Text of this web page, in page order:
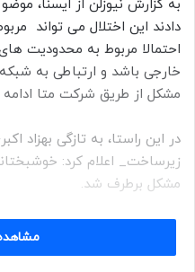
به گزارش نیوزلن از ایسنا،
دادند این اختلال می تواند
احتمالا مربوط به محدودیت
خارجی باشد و ارتباطی به شبکه
مشکل از طریق شرکت متا ادامه
در این راستا، به تازگی بهزاد
زیرساخت_ اعلام کرد:
مشکل برطرف شد.
قابلیت